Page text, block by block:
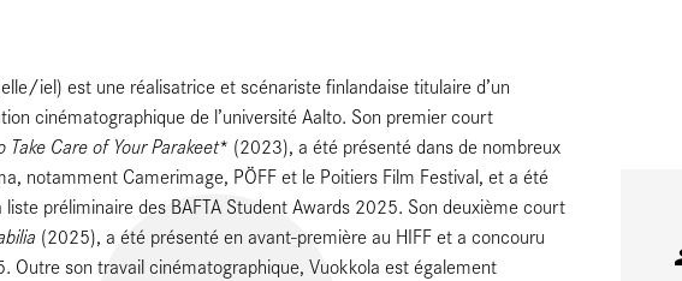
iel) est une réalisatrice et scénariste finlandaise titulaire d’un
cinématographique de l’université Aalto. Son premier court
Take Care of Your Parakeet* (2023), a été présenté dans de nombreux
notamment Camerimage, PÖFF et le Poitiers Film Festival, et a été
liste préliminaire des BAFTA Student Awards 2025. Son deuxième court
(2025), a été présenté en avant-première au HIFF et a concouru
Outre son travail cinématographique, Vuokkola est également